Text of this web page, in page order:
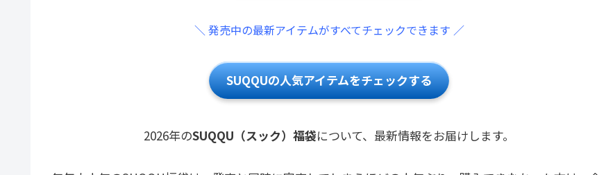
＼ 発売中の最新アイテムがすべてチェックできます ／
SUQQUの人気アイテムをチェックする
2026年のSUQQU（スック）福袋について、最新情報をお届けします。